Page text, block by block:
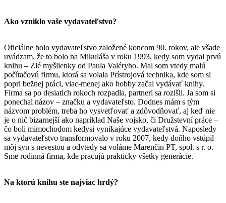
Ako vzniklo vaše vydavateľstvo?
Oficiálne bolo vydavateľstvo založené koncom 90. rokov, ale všade
uvádzam, že to bolo na Mikuláša v roku 1993, kedy som vydal prvú
knihu – Zlé myšlienky od Paula Valéryho. Mal som vtedy malú
počítačovú firmu, ktorá sa volala Prístrojová technika, kde som si
popri bežnej práci, viac-menej ako hobby začal vydávať knihy.
Firma sa po desiatich rokoch rozpadla, partneri sa rozišli. Ja som si
ponechal názov – značku a vydavateľsto. Dodnes mám s tým
názvom problém, treba ho vysvetľovať a zdôvodňovať, aj keď nie
je o nič bizarnejší ako napríklad Naše vojsko, či Družstevní práce –
čo boli mimochodom kedysi vynikajúce vydavateľstvá. Naposledy
sa vydavateľstvo transformovalo v roku 2007, kedy doňho vstúpil
môj syn s nevestou a odvtedy sa voláme Marenčin PT, spol. s r. o.
Sme rodinná firma, kde pracujú prakticky všetky generácie.
Na ktorú knihu ste najviac hrdý?